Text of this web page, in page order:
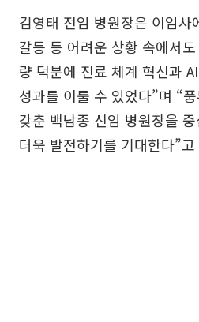
김영태 전임 병원장은 이임사
갈등 등 어려운 상황 속에서
량 덕분에 진료 체계 혁신과
성과를 이룰 수 있었다”며 “
갖춘 백남종 신임 병원장을
더욱 발전하기를 기대한다”